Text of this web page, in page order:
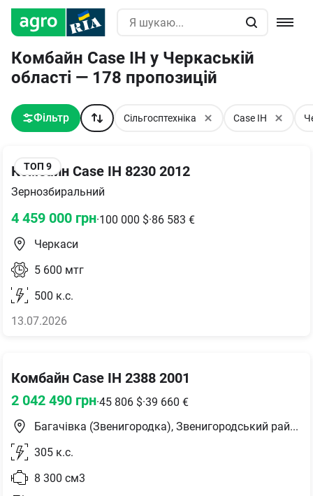
Комбайн Case IH у Черкаській
області — 178 пропозицій
Фільтр Сільгосптехніка Case IH
ТОП 9
Комбайн Case IH 8230 2012
Зернозбиральний
4 459 000 грн·100 000 $·86 583 €
Черкаси
5 600 мтг
500 к.с.
13.07.2026
Комбайн Case IH 2388 2001
2 042 490 грн·45 806 $·39 660 €
Багачівка (Звенигородка), Звенигородський район
305 к.с.
8 300 см3